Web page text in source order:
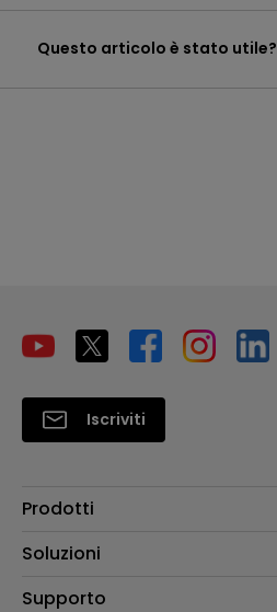
Questo articolo è stato utile?
Iscriviti
Prodotti
Videoproiettori
Illuminazione
Soluzioni
Education/Formazione
Supporto